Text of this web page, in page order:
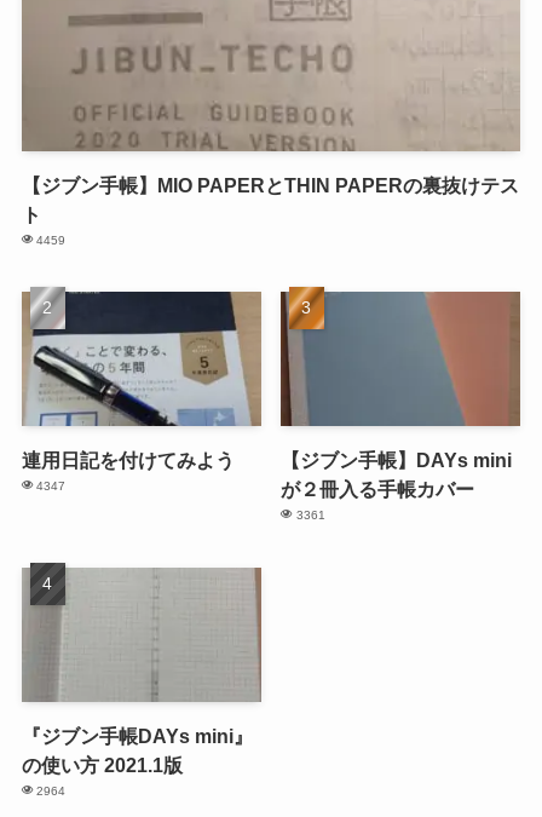
【ジブン手帳】MIO PAPERとTHIN PAPERの裏抜けテス
ト
4459
連用日記を付けてみよう
4347
【ジブン手帳】DAYs mini
が２冊入る手帳カバー
3361
『ジブン手帳DAYs mini』
の使い方 2021.1版
2964